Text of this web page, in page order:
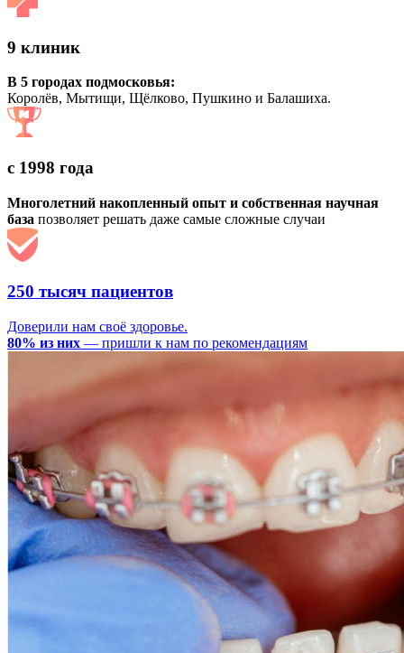
9 клиник
В 5 городах подмосковья:
Королёв, Мытищи, Щёлково, Пушкино и Балашиха.
с 1998 года
Многолетний накопленный опыт и собственная научная
база позволяет решать даже самые сложные случаи
250 тысяч пациентов
Доверили нам своё здоровье.
80% из них — пришли к нам по рекомендациям